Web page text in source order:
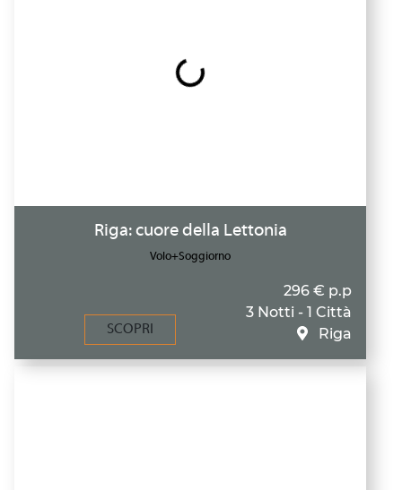
Riga: cuore della Lettonia
Volo+Soggiorno
SCOPRI
296 € p.p
3 Notti - 1 Città
Riga